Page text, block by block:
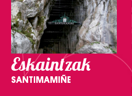
Eskaintzak
SANTIMAMIÑE